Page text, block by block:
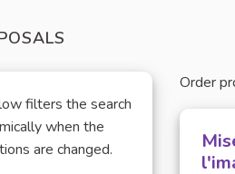
filters the search
when the
are changed.
Order